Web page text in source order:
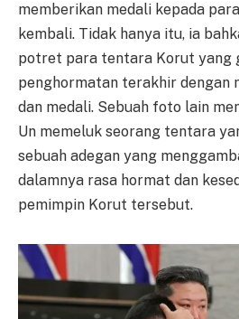
memberikan medali kepada
kembali. Tidak hanya itu, ia
potret para tentara Korut yang
penghormatan terakhir dengan
dan medali. Sebuah foto lain
Un memeluk seorang tentara
sebuah adegan yang
dalamnya rasa hormat dan
pemimpin Korut tersebut.